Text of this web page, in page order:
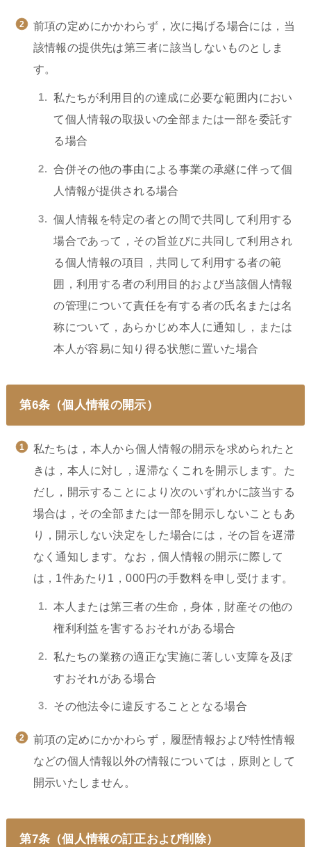
前項の定めにかかわらず，次に掲げる場合には，当
該情報の提供先は第三者に該当しないものとしま
す。
私たちが利用目的の達成に必要な範囲内におい
て個人情報の取扱いの全部または一部を委託す
る場合
合併その他の事由による事業の承継に伴って個
人情報が提供される場合
個人情報を特定の者との間で共同して利用する
場合であって，その旨並びに共同して利用され
る個人情報の項目，共同して利用する者の範
囲，利用する者の利用目的および当該個人情報
の管理について責任を有する者の氏名または名
称について，あらかじめ本人に通知し，または
本人が容易に知り得る状態に置いた場合
第6条（個人情報の開示）
私たちは，本人から個人情報の開示を求められたと
きは，本人に対し，遅滞なくこれを開示します。た
だし，開示することにより次のいずれかに該当する
場合は，その全部または一部を開示しないこともあ
り，開示しない決定をした場合には，その旨を遅滞
なく通知します。なお，個人情報の開示に際して
は，1件あたり1，000円の手数料を申し受けます。
本人または第三者の生命，身体，財産その他の
権利利益を害するおそれがある場合
私たちの業務の適正な実施に著しい支障を及ぼ
すおそれがある場合
その他法令に違反することとなる場合
前項の定めにかかわらず，履歴情報および特性情報
などの個人情報以外の情報については，原則として
開示いたしません。
第7条（個人情報の訂正および削除）